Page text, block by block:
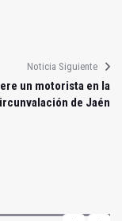
Noticia Siguiente
un motorista en la
de Jaén